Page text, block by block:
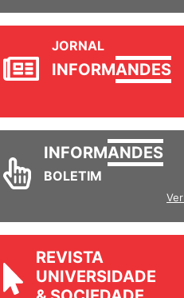
INFORM
INFORMANDES
BOLETIM
REVISTA
UNIVERSIDADE
& SOCIEDADE